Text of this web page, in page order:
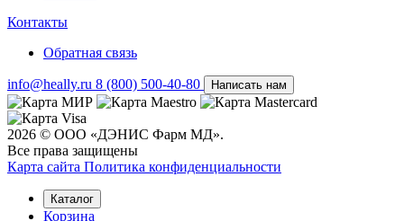
Контакты
Обратная связь
info@heally.ru 8 (800) 500-40-80 Написать нам
2026 © ООО «ДЭНИС Фарм МД».
Все права защищены
Карта сайта Политика конфиден­циальности
Каталог
Корзина